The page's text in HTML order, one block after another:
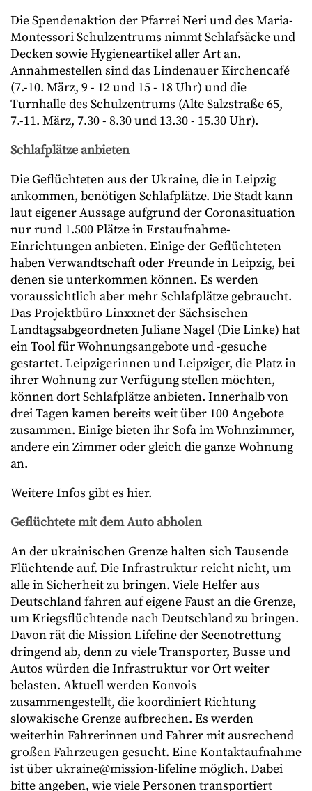
Die Spendenaktion der Pfarrei Neri und des Maria-
Montessori Schulzentrums nimmt Schlafsäcke und
Decken sowie Hygieneartikel aller Art an.
Annahmestellen sind das Lindenauer Kirchencafé
(7.-10. März, 9 - 12 und 15 - 18 Uhr) und die
Turnhalle des Schulzentrums (Alte Salzstraße 65,
7.-11. März, 7.30 - 8.30 und 13.30 - 15.30 Uhr).
Schlafplätze anbieten
Die Geflüchteten aus der Ukraine, die in Leipzig
ankommen, benötigen Schlafplätze. Die Stadt kann
laut eigener Aussage aufgrund der Coronasituation
nur rund 1.500 Plätze in Erstaufnahme-
Einrichtungen anbieten. Einige der Geflüchteten
haben Verwandtschaft oder Freunde in Leipzig, bei
denen sie unterkommen können. Es werden
voraussichtlich aber mehr Schlafplätze gebraucht.
Das Projektbüro Linxxnet der Sächsischen
Landtagsabgeordneten Juliane Nagel (Die Linke) hat
ein Tool für Wohnungsangebote und -gesuche
gestartet. Leipzigerinnen und Leipziger, die Platz in
ihrer Wohnung zur Verfügung stellen möchten,
können dort Schlafplätze anbieten. Innerhalb von
drei Tagen kamen bereits weit über 100 Angebote
zusammen. Einige bieten ihr Sofa im Wohnzimmer,
andere ein Zimmer oder gleich die ganze Wohnung
an.
Weitere Infos gibt es hier.
Geflüchtete mit dem Auto abholen
An der ukrainischen Grenze halten sich Tausende
Flüchtende auf. Die Infrastruktur reicht nicht, um
alle in Sicherheit zu bringen. Viele Helfer aus
Deutschland fahren auf eigene Faust an die Grenze,
um Kriegsflüchtende nach Deutschland zu bringen.
Davon rät die Mission Lifeline der Seenotrettung
dringend ab, denn zu viele Transporter, Busse und
Autos würden die Infrastruktur vor Ort weiter
belasten. Aktuell werden Konvois
zusammengestellt, die koordiniert Richtung
slowakische Grenze aufbrechen. Es werden
weiterhin Fahrerinnen und Fahrer mit ausrechend
großen Fahrzeugen gesucht. Eine Kontaktaufnahme
ist über ukraine@mission-lifeline möglich. Dabei
bitte angeben, wie viele Personen transportiert